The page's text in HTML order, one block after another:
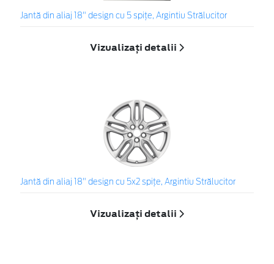
Jantă din aliaj 18" design cu 5 spiţe, Argintiu Strălucitor
Vizualizați detalii
Jantă din aliaj 18" design cu 5x2 spiţe, Argintiu Strălucitor
Vizualizați detalii